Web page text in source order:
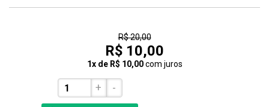
R$ 20,00
R$ 10,00
1x de R$ 10,00 com juros
+ -